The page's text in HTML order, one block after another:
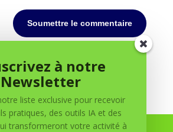
Soumettre le commentaire
à notre
Newsletter
liste exclusive pour recevoir
pratiques, des outils IA et des
transformeront votre activité à